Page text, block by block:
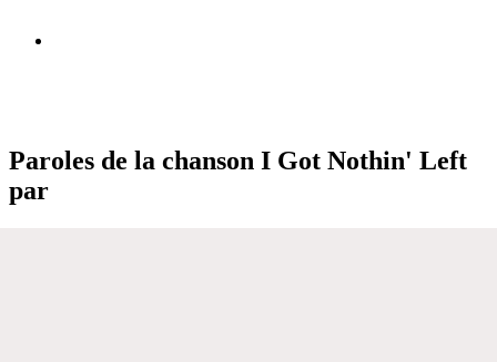
Paroles de la chanson I Got Nothin' Left
par